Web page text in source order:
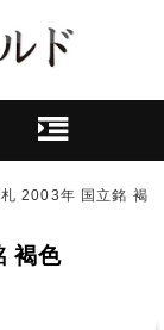
2003年 国立銘 褐
褐色